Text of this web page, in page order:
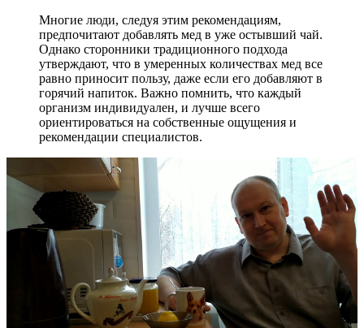
Многие люди, следуя этим рекомендациям,
предпочитают добавлять мед в уже остывший чай.
Однако сторонники традиционного подхода
утверждают, что в умеренных количествах мед все
равно приносит пользу, даже если его добавляют в
горячий напиток. Важно помнить, что каждый
организм индивидуален, и лучше всего
ориентироваться на собственные ощущения и
рекомендации специалистов.